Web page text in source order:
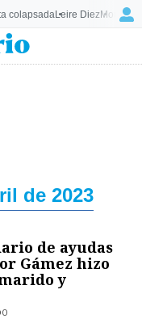
colapsadaLeire Diez
de 2023
de ayudas
Gámez hizo
y